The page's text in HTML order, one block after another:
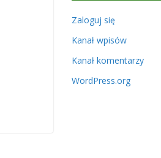
Zaloguj się
Kanał wpisów
Kanał komentarzy
WordPress.org